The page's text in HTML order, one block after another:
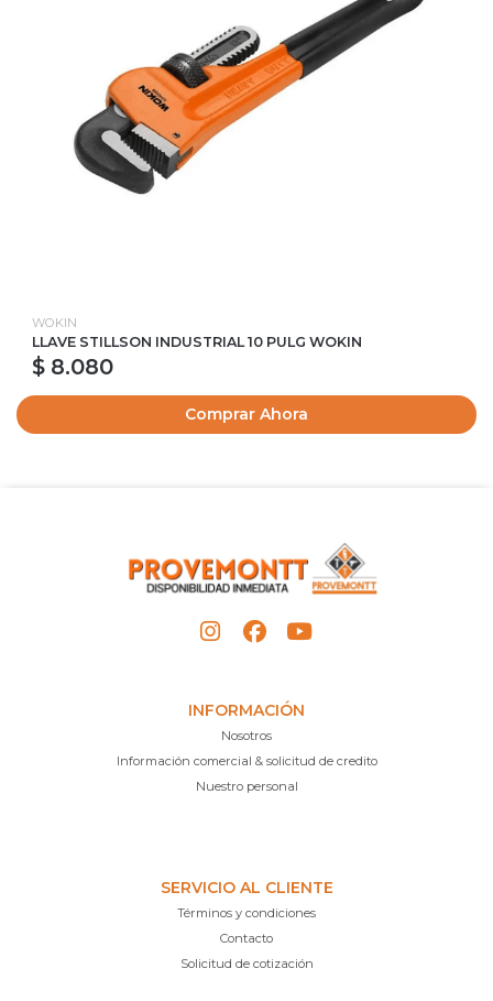
WOKIN
LLAVE STILLSON INDUSTRIAL 10 PULG WOKIN
$ 8.080
Comprar Ahora
INFORMACIÓN
Nosotros
Información comercial & solicitud de credito
Nuestro personal
SERVICIO AL CLIENTE
Términos y condiciones
Contacto
Solicitud de cotización